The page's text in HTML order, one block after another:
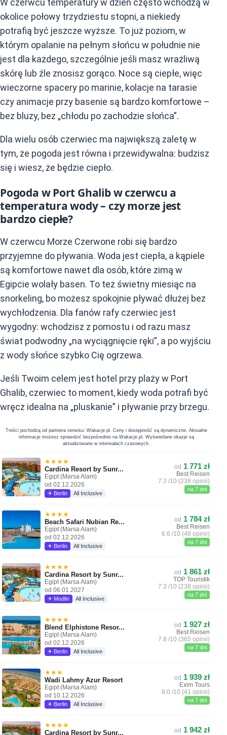
W czerwcu temperatury w dzień często wchodzą w
okolice połowy trzydziestu stopni, a niekiedy
potrafią być jeszcze wyższe. To już poziom, w
którym opalanie na pełnym słońcu w południe nie
jest dla każdego, szczególnie jeśli masz wrażliwą
skórę lub źle znosisz gorąco. Noce są ciepłe, więc
wieczorne spacery po marinie, kolacje na tarasie
czy animacje przy basenie są bardzo komfortowe –
bez bluzy, bez „chłodu po zachodzie słońca”.
Dla wielu osób czerwiec ma największą zaletę w
tym, że pogoda jest równa i przewidywalna: budzisz
się i wiesz, że będzie ciepło.
Pogoda w Port Ghalib w czerwcu a
temperatura wody – czy morze jest
bardzo ciepłe?
W czerwcu Morze Czerwone robi się bardzo
przyjemne do pływania. Woda jest ciepła, a kąpiele
są komfortowe nawet dla osób, które zimą w
Egipcie wolały basen. To też świetny miesiąc na
snorkeling, bo możesz spokojnie pływać dłużej bez
wychłodzenia. Dla fanów rafy czerwiec jest
wygodny: wchodzisz z pomostu i od razu masz
świat podwodny „na wyciągnięcie ręki”, a po wyjściu
z wody słońce szybko Cię ogrzewa.
Jeśli Twoim celem jest hotel przy plaży w Port
Ghalib, czerwiec to moment, kiedy woda potrafi być
wręcz idealna na „pluskanie” i pływanie przy brzegu.
Treści pochodzą od partnera serwisu: Wakacje.pl. Ceny i dostępność są dynamiczne. Aktualne
informacje możesz sprawdzić bezpośrednio na Wakacje.pl. Wyświetlane okazje są
aktualizowane w interwałach czasowych.
★★★★
Cardina Resort by Sunr...
Egipt (Marsa Alam)
od 02.12.2026
✈ Berlin All Inclusive
od 1 771 zł
Best Reisen
7.3 /10 (238 opinii)
na 7 dni
★★★★
Beach Safari Nubian Re...
Egipt (Marsa Alam)
od 02.12.2026
✈ Berlin All Inclusive
od 1 784 zł
Best Reisen
6.6 /10 (48 opinii)
na 7 dni
★★★★
Cardina Resort by Sunr...
Egipt (Marsa Alam)
od 06.01.2027
✈ Modlin All Inclusive
od 1 861 zł
TOP Touristik
7.3 /10 (238 opinii)
na 7 dni
★★★★
Blend Elphistone Resor...
Egipt (Marsa Alam)
od 02.12.2026
✈ Berlin All Inclusive
od 1 927 zł
Best Reisen
7.8 /10 (365 opinii)
na 7 dni
★★★
Wadi Lahmy Azur Resort
Egipt (Marsa Alam)
od 10.12.2026
✈ Berlin All Inclusive
od 1 939 zł
Exim Tours
8.0 /10 (41 opinii)
na 7 dni
★★★★
Cardina Resort by Sunr...
od 1 942 zł